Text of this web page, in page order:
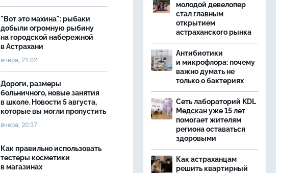
"Вот это махина": рыбаки
добыли огромную рыбину
на городской набережной
в Астрахани
вчера, 21:02
Дороги, размеры
больничного, новые занятия
в школе. Новости 5 августа,
которые вы могли пропустить
вчера, 20:37
Как правильно использовать
тестеры косметики
в магазинах
молодой девелопер
стал главным
открытием
астраханского рынка
Антибиотики
и микрофлора: почему
важно думать не
только о бактериях
Сеть лабораторий KDL
Медскан уже 15 лет
помогает жителям
региона оставаться
здоровыми
Как астраханцам
решить квартирный